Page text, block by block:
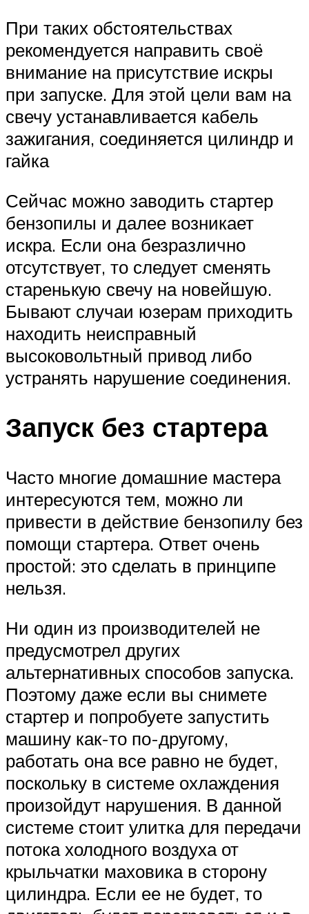
При таких обстоятельствах
рекомендуется направить своё
внимание на присутствие искры
при запуске. Для этой цели вам на
свечу устанавливается кабель
зажигания, соединяется цилиндр и
гайка
Сейчас можно заводить стартер
бензопилы и далее возникает
искра. Если она безразлично
отсутствует, то следует сменять
старенькую свечу на новейшую.
Бывают случаи юзерам приходить
находить неисправный
высоковольтный привод либо
устранять нарушение соединения.
Запуск без стартера
Часто многие домашние мастера
интересуются тем, можно ли
привести в действие бензопилу без
помощи стартера. Ответ очень
простой: это сделать в принципе
нельзя.
Ни один из производителей не
предусмотрел других
альтернативных способов запуска.
Поэтому даже если вы снимете
стартер и попробуете запустить
машину как-то по-другому,
работать она все равно не будет,
поскольку в системе охлаждения
произойдут нарушения. В данной
системе стоит улитка для передачи
потока холодного воздуха от
крыльчатки маховика в сторону
цилиндра. Если ее не будет, то